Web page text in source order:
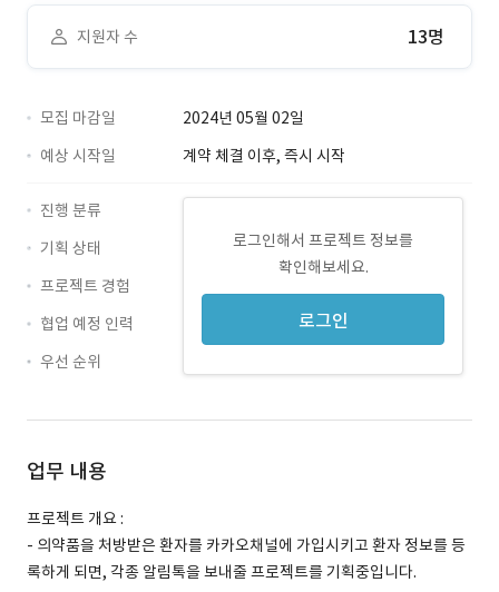
지원자 수 13명
모집 마감일
2024년 05월 02일
예상 시작일
계약 체결 이후, 즉시 시작
로그인해서 프로젝트 정보를
확인해보세요.
로그인
진행 분류
기획 상태
프로젝트 경험
협업 예정 인력
우선 순위
업무 내용
프로젝트 개요 :
- 의약품을 처방받은 환자를 카카오채널에 가입시키고 환자 정보를 등
록하게 되면, 각종 알림톡을 보내줄 프로젝트를 기획중입니다.